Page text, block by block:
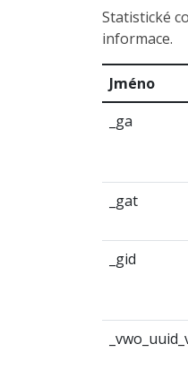
Statistické
informace.
Jméno
_ga
_gat
_gid